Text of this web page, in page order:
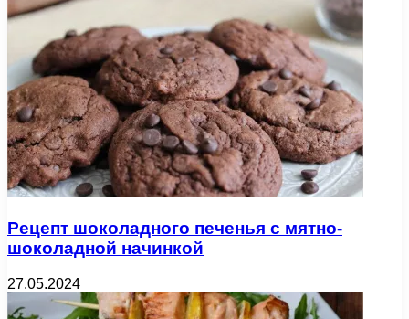
Рецепт шоколадного печенья с мятно-
шоколадной начинкой
27.05.2024